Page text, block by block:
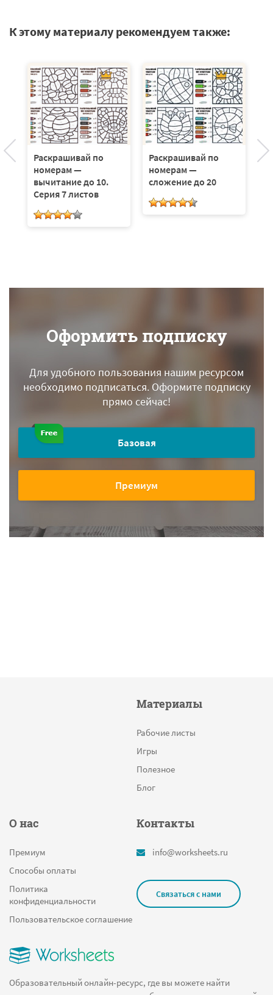
К этому материалу рекомендуем также:
Раскрашивай по
номерам —
вычитание до 10.
Серия 7 листов
Раскрашивай по
номерам —
сложение до 20
Оформить подписку
Для удобного пользования нашим ресурсом
необходимо подписаться.Оформите подписку
прямо сейчас!
Базовая
Премиум
Образовательный онлайн-ресурс, где вы можете найти
Материалы
Рабочие листы
Игры
Полезное
Блог
О нас
Премиум
Способы оплаты
Политика
конфиденциальности
Пользовательское соглашение
Контакты
info@worksheets.ru
Связаться с нами